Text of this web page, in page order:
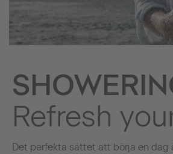
Refresh
Det perfekta sättet att börja en dag